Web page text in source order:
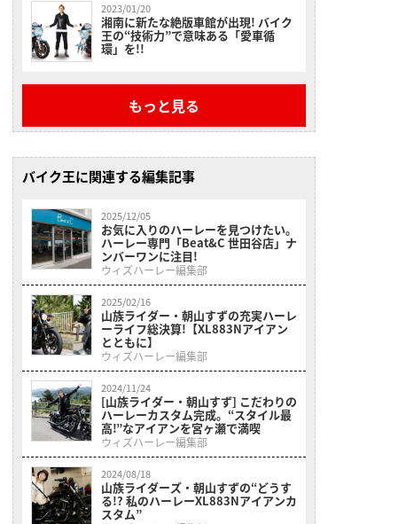
2023/01/20
湘南に新たな絶版車館が出現! バイク
王の“技術力”で意味ある「愛車循
環」を!!
もっと見る
バイク王に関連する編集記事
2025/12/05
お気に入りのハーレーを見つけたい。
ハーレー専門「Beat&C 世田谷店」ナ
ンバーワンに注目!
ウィズハーレー編集部
2025/02/16
山族ライダー・朝山すずの充実ハーレ
ーライフ総決算!【XL883Nアイアン
とともに】
ウィズハーレー編集部
2024/11/24
[山族ライダー・朝山すず] こだわりの
ハーレーカスタム完成。“スタイル最
高!”なアイアンを宮ヶ瀬で満喫
ウィズハーレー編集部
2024/08/18
山族ライダーズ・朝山すずの“どうす
る!? 私のハーレーXL883Nアイアンカ
スタム”